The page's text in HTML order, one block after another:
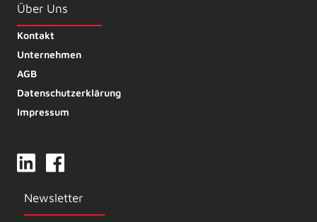
Über Uns
Kontakt
Unternehmen
AGB
Datenschutzerklärung
Impressum
Newsletter